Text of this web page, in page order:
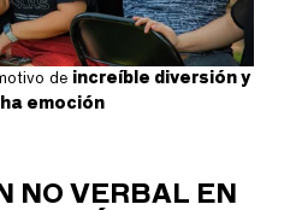
de increíble diversión y
emoción
NO VERBAL EN